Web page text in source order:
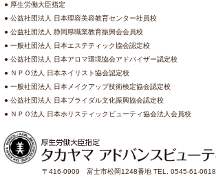
● 厚生労働大臣指定
● 公益社団法人 日本理容美容教育センター社員校
● 公益社団法人 静岡県職業教育振興会会員校
● 一般社団法人 日本エステティック協会認定校
● 公益社団法人 日本アロマ環境協会アドバイザー認定校
● ＮＰＯ法人 日本ネイリスト協会認定校
● 一般社団法人 日本メイクアップ技術検定協会認定校
● 公益社団法人 日本ブライダル文化振興協会認定校
● ＮＰＯ法人 日本ホリスティックビューティ協会法人会員校
〒416-0909 富士市松岡1248番地 TEL. 0545-61-0618